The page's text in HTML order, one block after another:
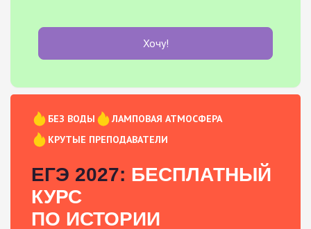
Хочу!
БЕЗ ВОДЫ
ЛАМПОВАЯ АТМОСФЕРА
КРУТЫЕ ПРЕПОДАВАТЕЛИ
ЕГЭ 2027: БЕСПЛАТНЫЙ
КУРС
ПО ИСТОРИИ